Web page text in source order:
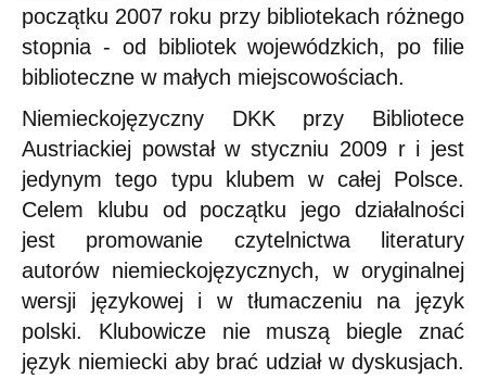
początku 2007 roku przy bibliotekach różnego
stopnia - od bibliotek wojewódzkich, po filie
biblioteczne w małych miejscowościach.
Niemieckojęzyczny DKK przy Bibliotece
Austriackiej powstał w styczniu 2009 r i jest
jedynym tego typu klubem w całej Polsce.
Celem klubu od początku jego działalności
jest promowanie czytelnictwa literatury
autorów niemieckojęzycznych, w oryginalnej
wersji językowej i w tłumaczeniu na język
polski. Klubowicze nie muszą biegle znać
język niemiecki aby brać udział w dyskusjach.